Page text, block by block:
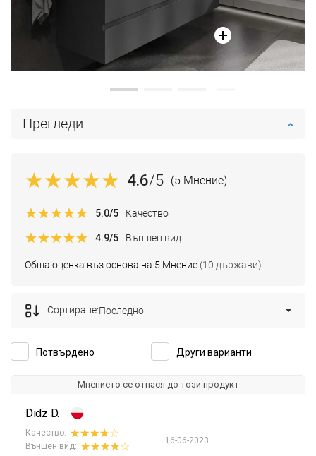
Прегледи
4.6/5 (5 Мнение)
Обща оценка въз основа на 5 Мнение (10 държави)
5.0/5 Качество
4.9/5 Външен вид
Потвърдено Други варианти
Сортиране:Последно
Мнението се отнася до този продукт
Didz D.
16-06-2023
Качество:
Външен вид: